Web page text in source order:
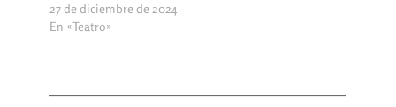
27 de diciembre de 2024
En «Teatro»